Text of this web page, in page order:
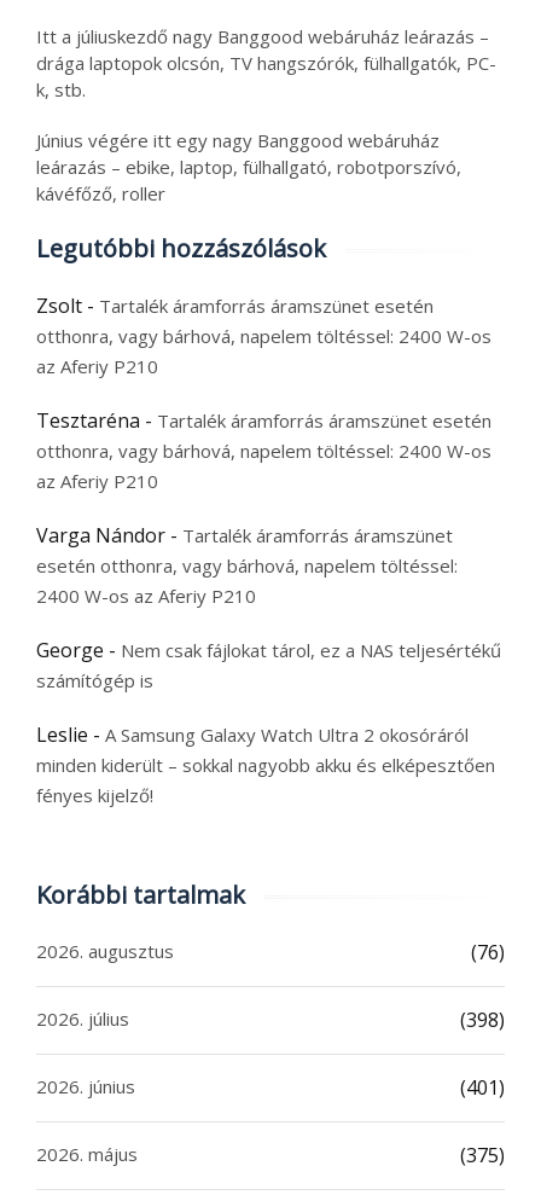
Itt a júliuskezdő nagy Banggood webáruház leárazás –
drága laptopok olcsón, TV hangszórók, fülhallgatók, PC-
k, stb.
Június végére itt egy nagy Banggood webáruház
leárazás – ebike, laptop, fülhallgató, robotporszívó,
kávéfőző, roller
Legutóbbi hozzászólások
Zsolt - Tartalék áramforrás áramszünet esetén
otthonra, vagy bárhová, napelem töltéssel: 2400 W-os
az Aferiy P210
Tesztaréna - Tartalék áramforrás áramszünet esetén
otthonra, vagy bárhová, napelem töltéssel: 2400 W-os
az Aferiy P210
Varga Nándor - Tartalék áramforrás áramszünet
esetén otthonra, vagy bárhová, napelem töltéssel:
2400 W-os az Aferiy P210
George - Nem csak fájlokat tárol, ez a NAS teljesértékű
számítógép is
Leslie - A Samsung Galaxy Watch Ultra 2 okosóráról
minden kiderült – sokkal nagyobb akku és elképesztően
fényes kijelző!
Korábbi tartalmak
2026. augusztus (76)
2026. július (398)
2026. június (401)
2026. május (375)